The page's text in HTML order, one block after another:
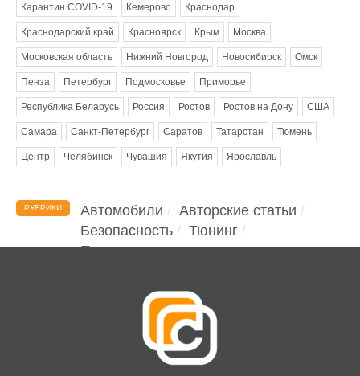
Карантин COVID-19 Кемерово Краснодар
Краснодарский край Красноярск Крым Москва
Московская область Нижний Новгород Новосибирск Омск
Пенза Петербург Подмосковье Приморье
Республика Беларусь Россия Ростов Ростов на Дону США
Самара Санкт-Петербург Саратов Татарстан Тюмень
Центр Челябинск Чувашия Якутия Ярославль
РУБРИКИ Автомобили
Авторские статьи
Безопасность
Тюнинг
Помощь водителю